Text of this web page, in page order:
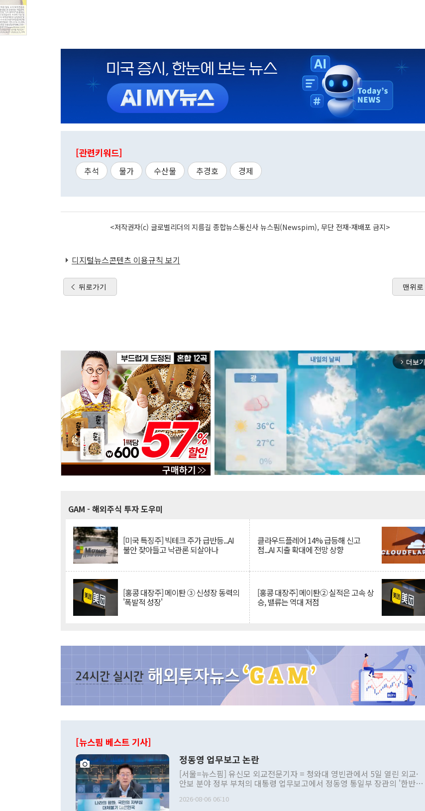
[관련키워드]
추석 물가 수산물 추경호 경제
<저작권자(c) 글로벌리더의 지름길 종합뉴스통신사 뉴스핌(Newspim), 무단 전재-재배포 금지>
디지털뉴스콘텐츠 이용규칙 보기
뒤로가기 맨위로
arrow_forward_ios 더보기
GAM - 해외주식 투자 도우미
[미국 특징주] 빅테크 주가 급반등...AI
불안 잦아들고 낙관론 되살아나
클라우드플레어 14% 급등해 신고
점...AI 지출 확대에 전망 상향
[홍콩 대장주] 메이퇀 ③ 신성장 동력의
'폭발적 성장'
[홍콩 대장주] 메이퇀② 실적은 고속 상
승, 밸류는 역대 저점
[뉴스핌 베스트 기사]
정동영 업무보고 논란
[서울=뉴스핌] 유신모 외교전문기자 = 청와대 영빈관에서 5일 열린 외교·
안보 분야 정부 부처의 대통령 업무보고에서 정동영 통일부 장관의 '한반도
발언 중에는 정부 내 조율을 거치지 않은 사안을 정책으로 추진하겠다고 공
2026-08-06 06:10